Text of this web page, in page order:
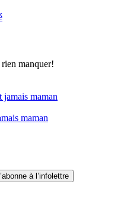
manquer!
maman
à l’infolettre